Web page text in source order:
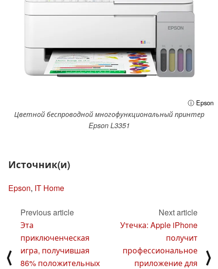
ⓘ Epson
Цветной беспроводной многофункциональный принтер
Epson L3351
Источник(и)
Epson, IT Home
⟨
Previous article
Эта
приключенческая
игра, получившая
86% положительных
Next article
Утечка: Apple iPhone
получит
профессиональное
приложение для
⟩